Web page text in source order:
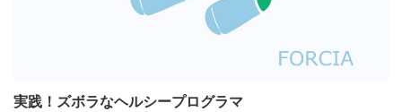
実践！ズボラなヘルシープログラマ